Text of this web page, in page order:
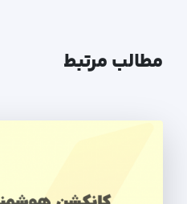
مطالب مرتبط